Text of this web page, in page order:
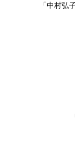
「中村弘